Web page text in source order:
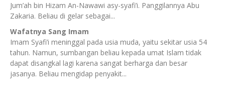
Jum’ah bin Hizam An-Nawawi asy-syafi’i. Panggilannya Abu
Zakaria. Beliau di gelar sebagai...
Wafatnya Sang Imam
Imam Syafi’i meninggal pada usia muda, yaitu sekitar usia 54
tahun. Namun, sumbangan beliau kepada umat Islam tidak
dapat disangkal lagi karena sangat berharga dan besar
jasanya. Beliau mengidap penyakit...